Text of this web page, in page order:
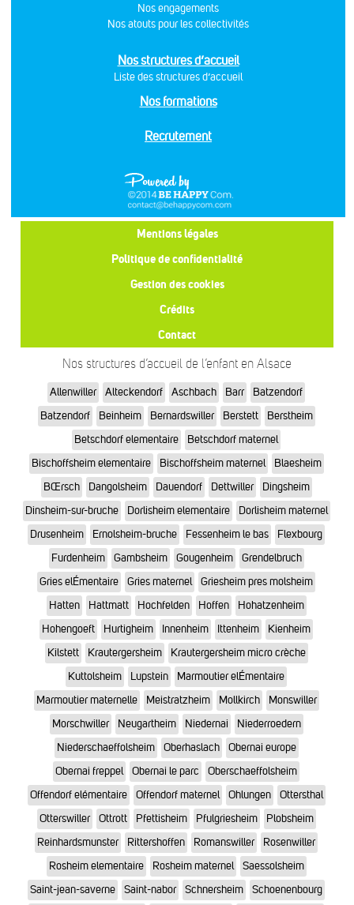
Nos engagements
Nos atouts pour les collectivités
Nos structures d’accueil
Liste des structures d’accueil
Nos formations
Recrutement
Mentions légales
Politique de confidentialité
Gestion des cookies
Crédits
Contact
Nos structures d’accueil de l’enfant en Alsace
Allenwiller Alteckendorf Aschbach Barr
Batzendorf
Batzendorf
Beinheim Bernardswiller Berstett
Berstheim
Betschdorf elementaire
Betschdorf maternel
Bischoffsheim elementaire
Bischoffsheim maternel
Blaesheim
BŒrsch
Dangolsheim Dauendorf Dettwiller
Dingsheim
Dinsheim-sur-bruche
Dorlisheim elementaire
Dorlisheim maternel
Drusenheim
Ernolsheim-bruche Fessenheim le bas
Flexbourg
Furdenheim
Gambsheim Gougenheim
Grendelbruch
Gries elÉmentaire
Gries maternel
Griesheim pres molsheim
Hatten
Hattmatt Hochfelden Hoffen
Hohatzenheim
Hohengoeft
Hurtigheim Innenheim Ittenheim
Kienheim
Kilstett
Krautergersheim
Krautergersheim micro crèche
Kuttolsheim
Lupstein
Marmoutier elÉmentaire
Marmoutier maternelle
Meistratzheim Mollkirch
Monswiller
Morschwiller
Neugartheim Niedernai
Niederroedern
Niederschaeffolsheim
Oberhaslach
Obernai europe
Obernai freppel
Obernai le parc
Oberschaeffolsheim
Offendorf elémentaire
Offendorf maternel Ohlungen
Ottersthal
Otterswiller
Ottrott Pfettisheim Pfulgriesheim
Plobsheim
Reinhardsmunster
Rittershoffen Romanswiller
Rosenwiller
Rosheim elementaire
Rosheim maternel
Saessolsheim
Saint-jean-saverne
Saint-nabor Schnersheim Schoenenbourg